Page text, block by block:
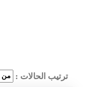
ترتيب الحالات :